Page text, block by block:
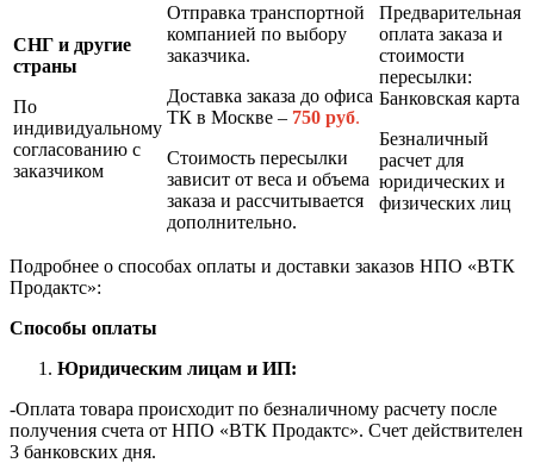
СНГ и другие
страны
По
индивидуальному
согласованию с
заказчиком
Отправка транспортной
компанией по выбору
заказчика.
Доставка заказа до офиса
ТК в Москве – 750 руб.
Стоимость пересылки
зависит от веса и объема
заказа и рассчитывается
дополнительно.
Предварительная
оплата заказа и
стоимости
пересылки:
Банковская карта
Безналичный
расчет для
юридических и
физических лиц
Подробнее о способах оплаты и доставки заказов НПО «ВТК
Продактс»:
Способы оплаты
Юридическим лицам и ИП:
-Оплата товара происходит по безналичному расчету после
получения счета от НПО «ВТК Продактс». Счет действителен
3 банковских дня.